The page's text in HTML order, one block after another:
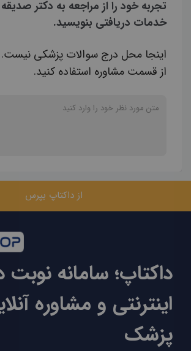
تجربه خود را از مراجعه به دکتر
خدمات دریافتی بنویسید.
اینجا محل درج سوالات پزشکی نیست.
از قسمت مشاوره استفاده کنید.
از داکتاپ بپرس
داکتاپ؛ سامانه
اینترنتی و مشاوره
پزشک